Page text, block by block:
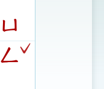
ㄩ
ㄥ ˇ